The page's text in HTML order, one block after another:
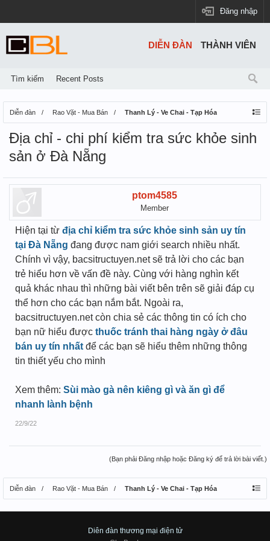
Đăng nhập
Diễn đàn Rao Vặt - Mua Bán Thanh Lý - Ve Chai - Tạp Hóa
Địa chỉ - chi phí kiểm tra sức khỏe sinh
sản ở Đà Nẵng
ptom4585
Member
Hiện tại từ địa chỉ kiểm tra sức khỏe sinh sản uy tín
tại Đà Nẵng đang được nam giới search nhiều nhất.
Chính vì vậy, bacsitructuyen.net sẽ trả lời cho các bạn
trẻ hiểu hơn về vấn đề này. Cùng với hàng nghìn kết
quả khác nhau thì những bài viết bên trên sẽ giải đáp cụ
thể hơn cho các bạn nắm bắt. Ngoài ra,
bacsitructuyen.net còn chia sẻ các thông tin có ích cho
bạn nữ hiểu được thuốc tránh thai hàng ngày ở đâu
bán uy tín nhất để các bạn sẽ hiểu thêm những thông
tin thiết yếu cho mình
Xem thêm: Sùi mào gà nên kiêng gì và ăn gì để
nhanh lành bệnh
22/9/22
(Bạn phải Đăng nhập hoặc Đăng ký để trả lời bài viết.)
Diễn đàn Rao Vặt - Mua Bán Thanh Lý - Ve Chai - Tạp Hóa
DIỄN ĐÀN
Tìm kiếm Recent Posts
THÀNH VIÊN
Diên đàn thương mại điện tử